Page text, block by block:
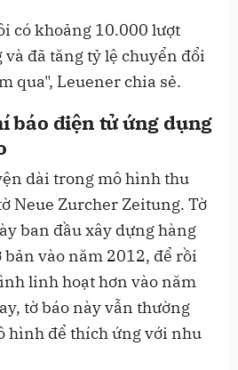
có khoảng 10.000 lượt
đã tăng tỷ lệ chuyển đổi
qua", Leuener chia sẻ.
báo điện tử ứng dụng
dài trong mô hình thu
Neue Zurcher Zeitung. Tờ
ban đầu xây dựng hàng
vào năm 2012, để rồi
linh hoạt hơn vào năm
tờ báo này vẫn thường
hình để thích ứng với nhu